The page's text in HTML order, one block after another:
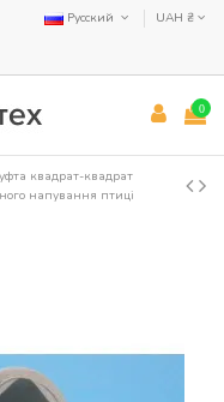
Русский UAH ₴
0
квадрат-квадрат
напування птиці